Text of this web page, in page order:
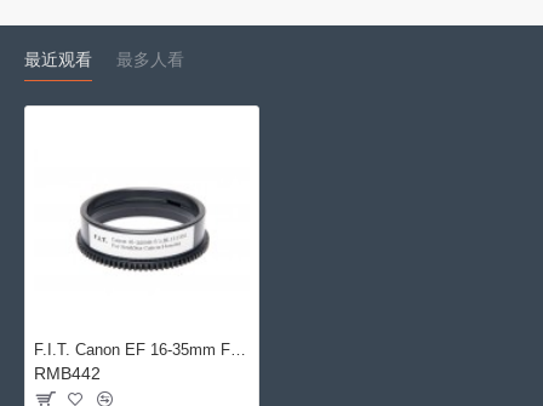
最近观看 最多人看
F.I.T. Canon EF 16-35mm F/2.8 II USM 变焦环 for Sea&Sea Canon 防水壳
RMB442